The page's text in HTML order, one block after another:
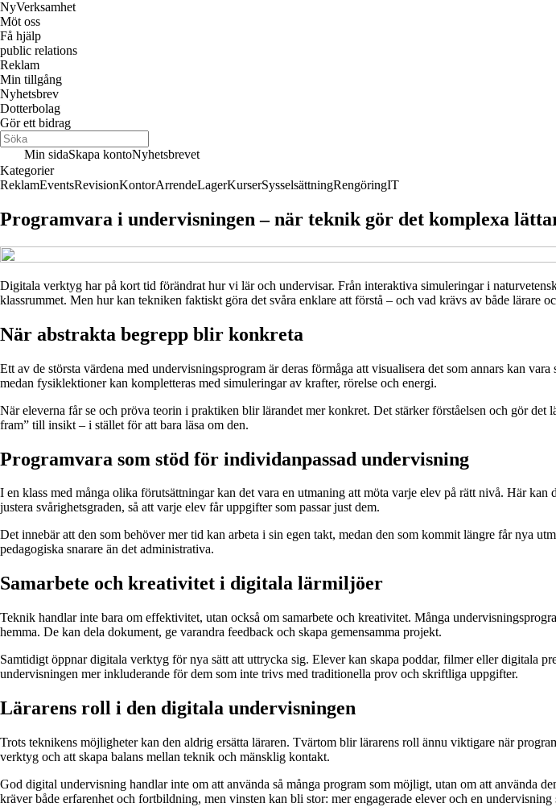
NyVerksamhet
Möt oss
Få hjälp
public relations
Reklam
Min tillgång
Nyhetsbrev
Dotterbolag
Gör ett bidrag
Min sidaSkapa kontoNyhetsbrevet
Kategorier
ReklamEventsRevisionKontorArrendeLagerKurserSysselsättningRengöringIT
Programvara i undervisningen – när teknik gör det komplexa
Digitala verktyg har på kort tid förändrat hur vi lär och undervisar. Från interaktiva simuleringar i
klassrummet. Men hur kan tekniken faktiskt göra det svåra enklare att förstå – och vad krävs av både lärare
När abstrakta begrepp blir konkreta
Ett av de största värdena med undervisningsprogram är deras förmåga att visualisera det som annars kan
medan fysiklektioner kan kompletteras med simuleringar av krafter, rörelse och energi.
När eleverna får se och pröva teorin i praktiken blir lärandet mer konkret. Det stärker förståelsen och gör
fram” till insikt – i stället för att bara läsa om den.
Programvara som stöd för individanpassad undervisning
I en klass med många olika förutsättningar kan det vara en utmaning att möta varje elev på rätt nivå. Här
justera svårighetsgraden, så att varje elev får uppgifter som passar just dem.
Det innebär att den som behöver mer tid kan arbeta i sin egen takt, medan den som kommit längre får nya
pedagogiska snarare än det administrativa.
Samarbete och kreativitet i digitala lärmiljöer
Teknik handlar inte bara om effektivitet, utan också om samarbete och kreativitet. Många
hemma. De kan dela dokument, ge varandra feedback och skapa gemensamma projekt.
Samtidigt öppnar digitala verktyg för nya sätt att uttrycka sig. Elever kan skapa poddar, filmer eller digitala
undervisningen mer inkluderande för dem som inte trivs med traditionella prov och skriftliga uppgifter.
Lärarens roll i den digitala undervisningen
Trots teknikens möjligheter kan den aldrig ersätta läraren. Tvärtom blir lärarens roll ännu viktigare när
verktyg och att skapa balans mellan teknik och mänsklig kontakt.
God digital undervisning handlar inte om att använda så många program som möjligt, utan om att använda
kräver både erfarenhet och fortbildning, men vinsten kan bli stor: mer engagerade elever och en